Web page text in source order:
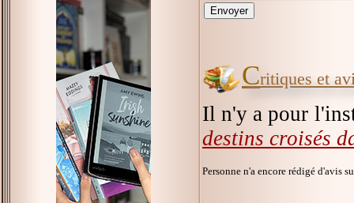
Critiques et
Il n'y a pour
destins croisés
Personne n'a encore rédigé d'avis